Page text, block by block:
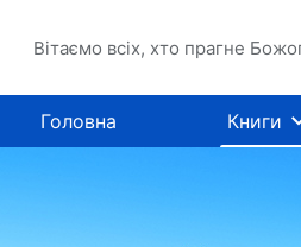
Вітаємо всіх, хто прагне
Головна Книги